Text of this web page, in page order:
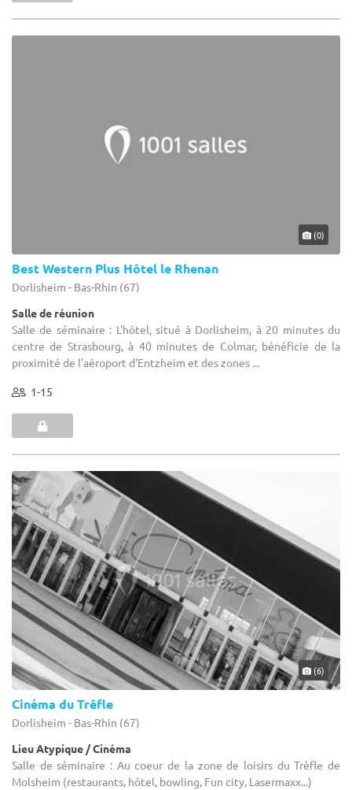
(0)
Best Western Plus Hôtel le Rhenan
Dorlisheim - Bas-Rhin (67)
Salle de réunion
Salle de séminaire : L'hôtel, situé à Dorlisheim, à 20 minutes du
centre de Strasbourg, à 40 minutes de Colmar, bénéficie de la
proximité de l'aéroport d'Entzheim et des zones ...
1-15
(6)
Cinéma du Trêfle
Dorlisheim - Bas-Rhin (67)
Lieu Atypique / Cinéma
Salle de séminaire : Au coeur de la zone de loisirs du Trèfle de
Molsheim (restaurants, hôtel, bowling, Fun city, Lasermaxx...)